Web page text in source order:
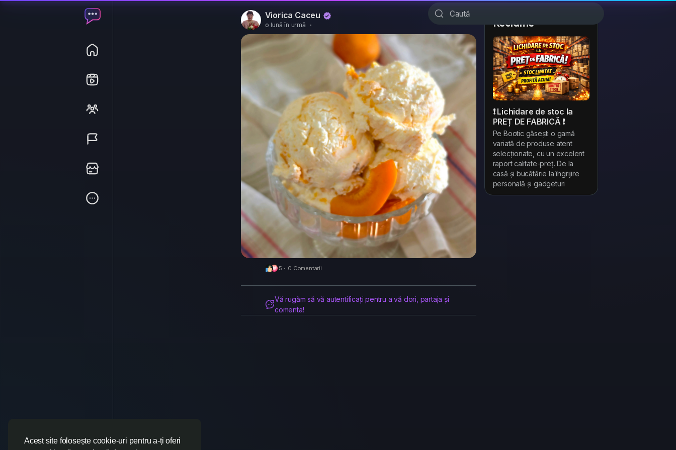
Acest site folosește cookie-uri pentru a-ți oferi
Viorica Caceu
o lună în urmă ·
5 · 0 Comentarii
Vă rugăm să vă autentificați pentru a vă dori, partaja și
comenta!
Reclame
❗ Lichidare de stoc la
PREȚ DE FABRICĂ ❗
Pe Bootic găsești o gamă
variată de produse atent
selecționate, cu un excelent
raport calitate-preț. De la
casă și bucătărie la îngrijire
personală și gadgeturi